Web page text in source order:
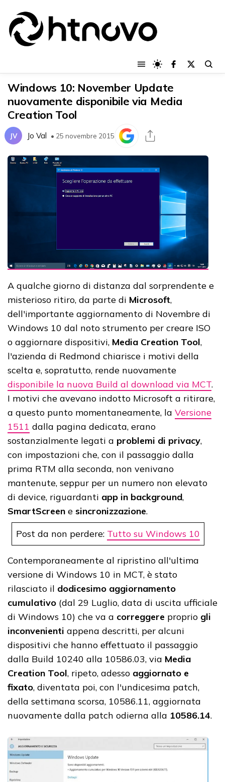
Windows 10: November Update
nuovamente disponibile via Media
Creation Tool
JV Jo Val • 25 novembre 2015
A qualche giorno di distanza dal sorprendente e
misterioso ritiro, da parte di Microsoft,
dell'importante aggiornamento di Novembre di
Windows 10 dal noto strumento per creare ISO
o aggiornare dispositivi, Media Creation Tool,
l'azienda di Redmond chiarisce i motivi della
scelta e, sopratutto, rende nuovamente
disponibile la nuova Build al download via MCT.
I motivi che avevano indotto Microsoft a ritirare,
a questo punto momentaneamente, la Versione
1511 dalla pagina dedicata, erano
sostanzialmente legati a problemi di privacy,
con impostazioni che, con il passaggio dalla
prima RTM alla seconda, non venivano
mantenute, seppur per un numero non elevato
di device, riguardanti app in background,
SmartScreen e sincronizzazione.
Post da non perdere: Tutto su Windows 10
Contemporaneamente al ripristino all'ultima
versione di Windows 10 in MCT, è stato
rilasciato il dodicesimo aggiornamento
cumulativo (dal 29 Luglio, data di uscita ufficiale
di Windows 10) che va a correggere proprio gli
inconvenienti appena descritti, per alcuni
dispositivi che hanno effettuato il passaggio
dalla Build 10240 alla 10586.03, via Media
Creation Tool, ripeto, adesso aggiornato e
fixato, diventata poi, con l'undicesima patch,
della settimana scorsa, 10586.11, aggiornata
nuovamente dalla patch odierna alla 10586.14.